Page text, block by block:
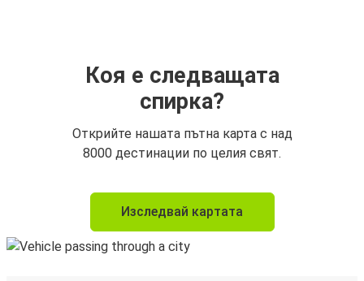
Коя е следващата
спирка?
Открийте нашата пътна карта с над
8000 дестинации по целия свят.
Изследвай картата